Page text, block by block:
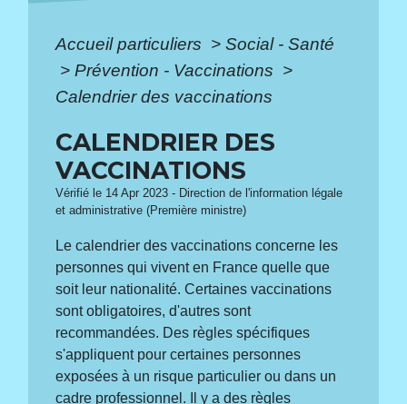
Accueil particuliers > Social - Santé
> Prévention - Vaccinations >
Calendrier des vaccinations
CALENDRIER DES
VACCINATIONS
Vérifié le 14 Apr 2023 - Direction de l'information légale
et administrative (Première ministre)
Le calendrier des vaccinations concerne les
personnes qui vivent en France quelle que
soit leur nationalité. Certaines vaccinations
sont obligatoires, d'autres sont
recommandées. Des règles spécifiques
s'appliquent pour certaines personnes
exposées à un risque particulier ou dans un
cadre professionnel. Il y a des règles